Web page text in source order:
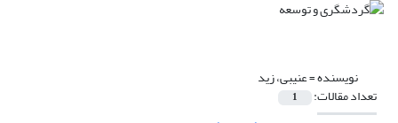
نویسنده =عنیبی، زید
تعداد مقالات: 1